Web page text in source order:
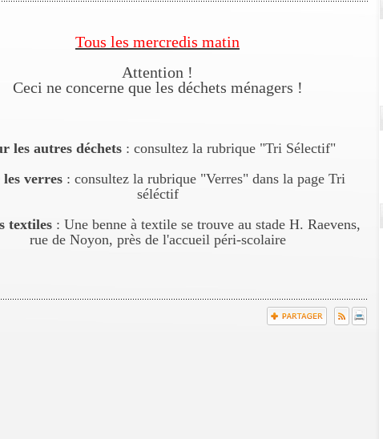
Tous les mercredis matin
Attention !
Ceci ne concerne que les déchets ménagers !
les autres déchets : consultez la rubrique "Tri Sélectif"
verres : consultez la rubrique "Verres" dans la page Tri
séléctif
textiles : Une benne à textile se trouve au stade H. Raevens,
rue de Noyon, près de l'accueil péri-scolaire